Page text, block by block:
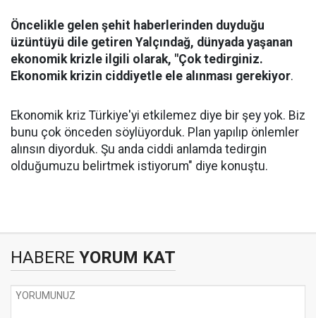
Öncelikle gelen şehit haberlerinden duyduğu
üzüntüyü dile getiren Yalçındağ, dünyada yaşanan
ekonomik krizle ilgili olarak, "Çok tedirginiz.
Ekonomik krizin ciddiyetle ele alınması gerekiyor.
Ekonomik kriz Türkiye'yi etkilemez diye bir şey yok. Biz
bunu çok önceden söylüyorduk. Plan yapılıp önlemler
alınsın diyorduk. Şu anda ciddi anlamda tedirgin
olduğumuzu belirtmek istiyorum" diye konuştu.
HABERE YORUM KAT